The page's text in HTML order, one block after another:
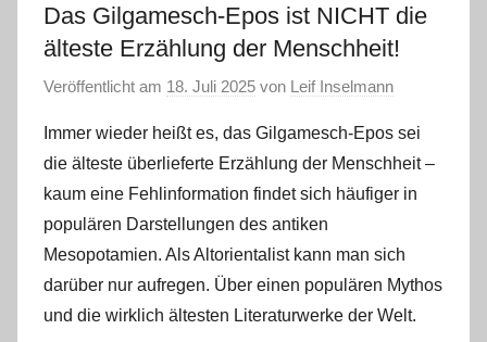
Das Gilgamesch-Epos ist NICHT die
älteste Erzählung der Menschheit!
Veröffentlicht am 18. Juli 2025 von Leif Inselmann
Immer wieder heißt es, das Gilgamesch-Epos sei
die älteste überlieferte Erzählung der Menschheit –
kaum eine Fehlinformation findet sich häufiger in
populären Darstellungen des antiken
Mesopotamien. Als Altorientalist kann man sich
darüber nur aufregen. Über einen populären Mythos
und die wirklich ältesten Literaturwerke der Welt.